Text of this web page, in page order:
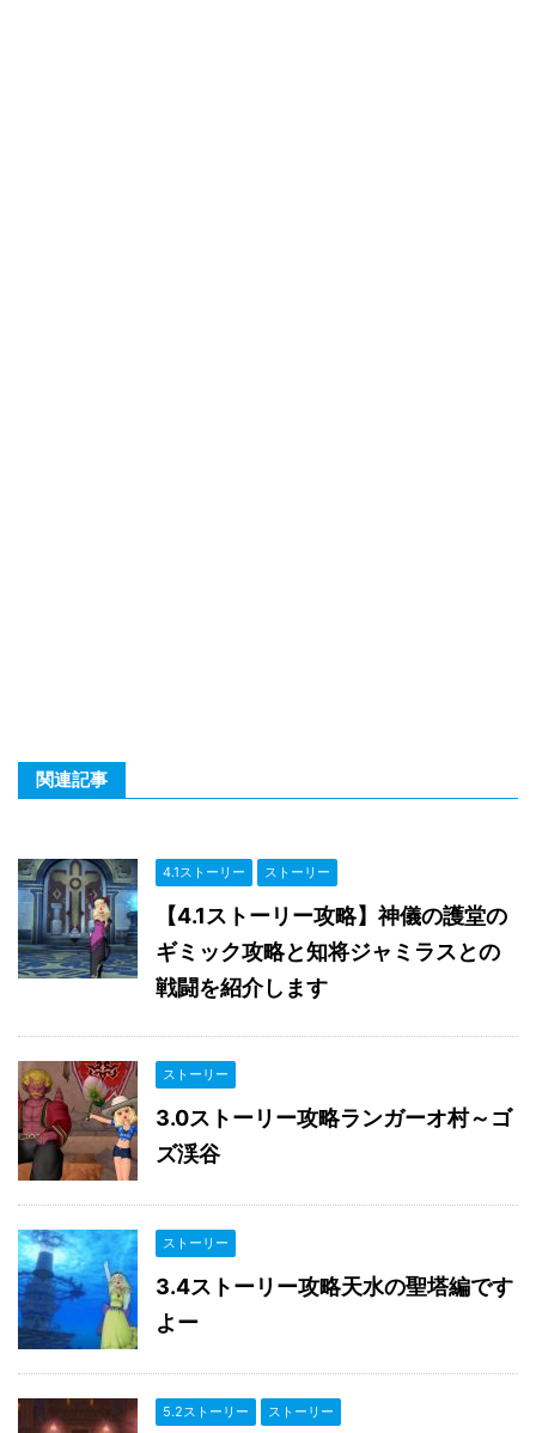
関連記事
4.1ストーリー ストーリー
【4.1ストーリー攻略】神儀の護堂の
ギミック攻略と知将ジャミラスとの
戦闘を紹介します
ストーリー
3.0ストーリー攻略ランガーオ村～ゴ
ズ渓谷
ストーリー
3.4ストーリー攻略天水の聖塔編です
よー
5.2ストーリー ストーリー